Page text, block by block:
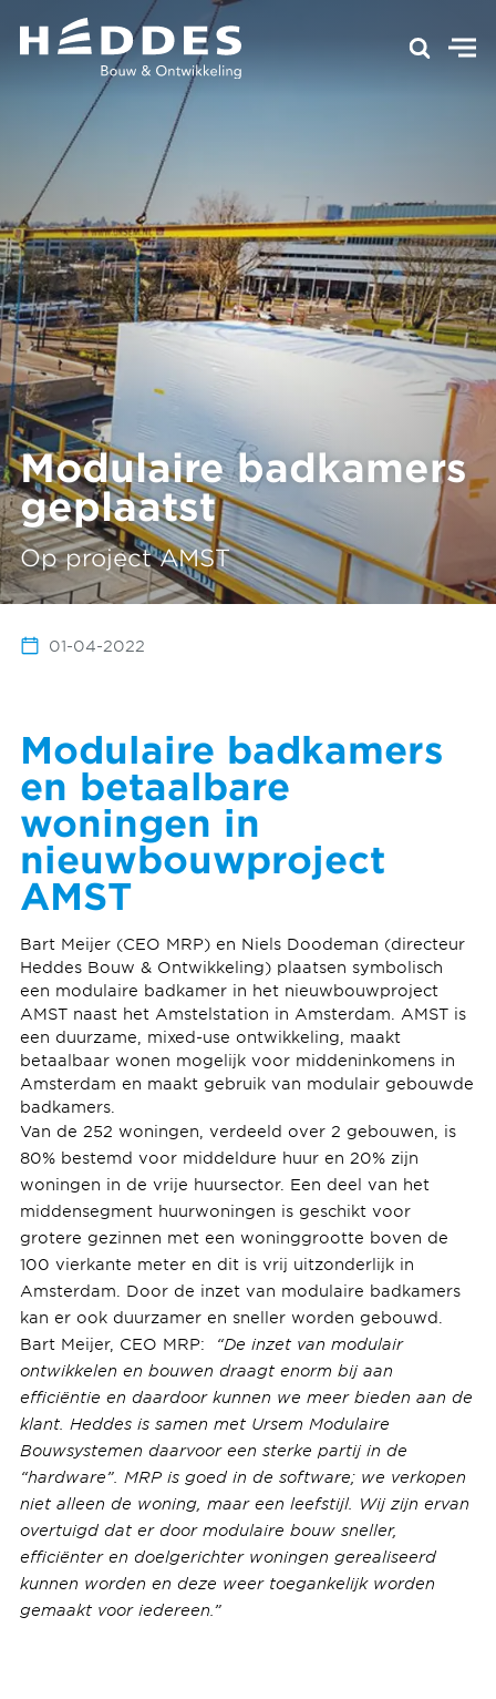
Modulaire badkamers
geplaatst
Op project AMST
01-04-2022
Modulaire badkamers
en betaalbare
woningen in
nieuwbouwproject
AMST
Bart Meijer (CEO MRP) en Niels Doodeman (directeur
Heddes Bouw & Ontwikkeling) plaatsen symbolisch
een modulaire badkamer in het nieuwbouwproject
AMST naast het Amstelstation in Amsterdam. AMST is
een duurzame, mixed-use ontwikkeling, maakt
betaalbaar wonen mogelijk voor middeninkomens in
Amsterdam en maakt gebruik van modulair gebouwde
badkamers.
Van de 252 woningen, verdeeld over 2 gebouwen, is
80% bestemd voor middeldure huur en 20% zijn
woningen in de vrije huursector. Een deel van het
middensegment huurwoningen is geschikt voor
grotere gezinnen met een woninggrootte boven de
100 vierkante meter en dit is vrij uitzonderlijk in
Amsterdam. Door de inzet van modulaire badkamers
kan er ook duurzamer en sneller worden gebouwd.
Bart Meijer, CEO MRP:
“De inzet van modulair
ontwikkelen en bouwen draagt enorm bij aan
efficiëntie en daardoor kunnen we meer bieden aan de
klant. Heddes is samen met Ursem Modulaire
Bouwsystemen daarvoor een sterke partij in de
“hardware”. MRP is goed in de software; we verkopen
niet alleen de woning, maar een leefstijl. Wij zijn ervan
overtuigd dat er door modulaire bouw sneller,
efficiënter en doelgerichter woningen gerealiseerd
kunnen worden en deze weer toegankelijk worden
gemaakt voor iedereen.”